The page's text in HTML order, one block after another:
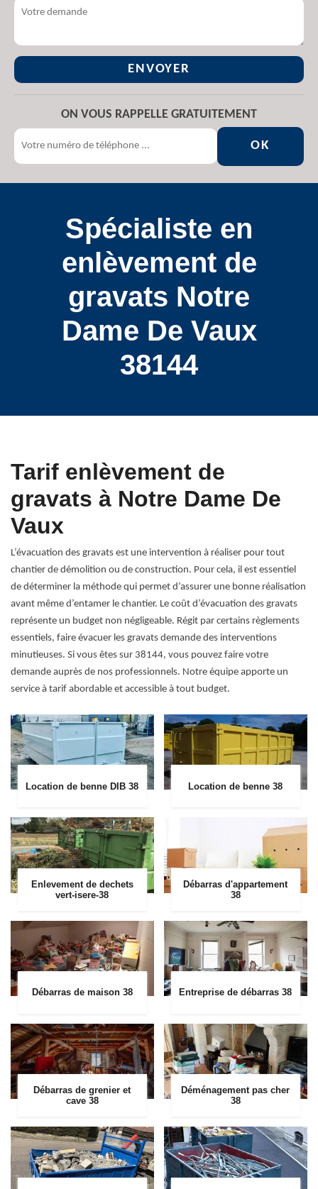
ON VOUS RAPPELLE GRATUITEMENT
Spécialiste en
enlèvement de
gravats Notre
Dame De Vaux
38144
Tarif enlèvement de
gravats à Notre Dame De
Vaux
L’évacuation des gravats est une intervention à réaliser pour tout
chantier de démolition ou de construction. Pour cela, il est essentiel
de déterminer la méthode qui permet d’assurer une bonne réalisation
avant même d’entamer le chantier. Le coût d’évacuation des gravats
représente un budget non négligeable. Régit par certains règlements
essentiels, faire évacuer les gravats demande des interventions
minutieuses. Si vous êtes sur 38144, vous pouvez faire votre
demande auprès de nos professionnels. Notre équipe apporte un
service à tarif abordable et accessible à tout budget.
Location de benne DIB 38 Location de benne 38
Enlevement de dechets
vert-isere-38
Débarras d'appartement
38
Débarras de maison 38 Entreprise de débarras 38
Débarras de grenier et
cave 38
Déménagement pas cher
38